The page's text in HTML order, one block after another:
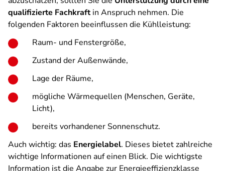
qualifizierte Fachkraftin Anspruch nehmen. Die
folgenden Faktoren beeinflussen die Kühlleistung:
Raum- und Fenstergröße,
Zustand der Außenwände,
Lage der Räume,
mögliche Wärmequellen (Menschen, Geräte,
Licht),
bereits vorhandener Sonnenschutz.
Auch wichtig: das Energielabel. Dieses bietet zahlreiche
wichtige Informationen auf einen Blick. Die wichtigste
Information ist die Angabe zur Energieeffizienzklasse